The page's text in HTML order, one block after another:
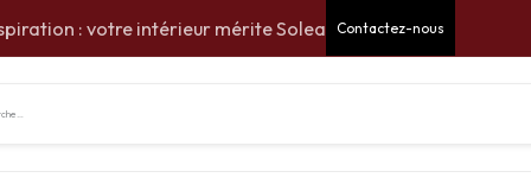
: votre intérieur mérite Solea Contactez-nous